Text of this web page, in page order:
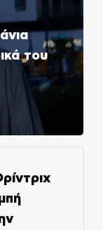
του